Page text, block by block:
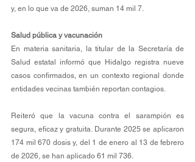
y, en lo que va de 2026, suman 14 mil 7.
Salud pública y vacunación
En materia sanitaria, la titular de la Secretaría de
Salud estatal informó que Hidalgo registra nueve
casos confirmados, en un contexto regional donde
entidades vecinas también reportan contagios.
Reiteró que la vacuna contra el sarampión es
segura, eficaz y gratuita. Durante 2025 se aplicaron
174 mil 670 dosis y, del 1 de enero al 13 de febrero
de 2026, se han aplicado 61 mil 736.